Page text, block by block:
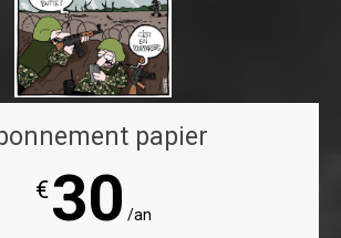
papier
€30 /an